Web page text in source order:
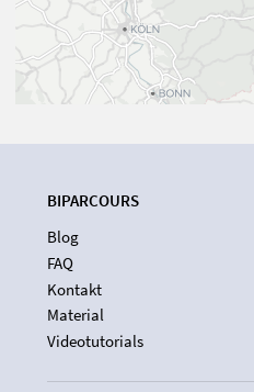
BIPARCOURS
Blog
FAQ
Kontakt
Material
Videotutorials